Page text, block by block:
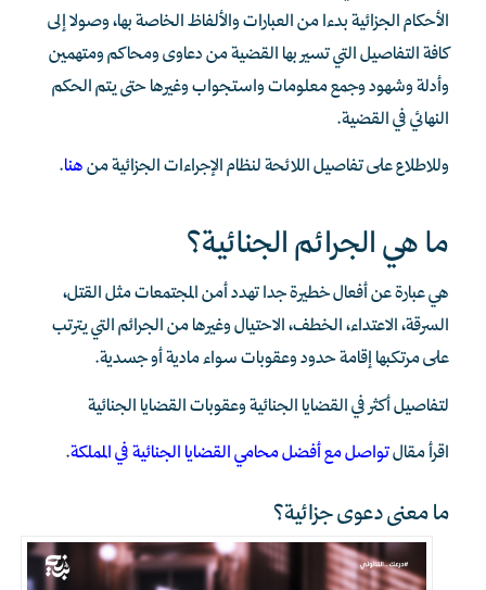
الأحكام الجزائية بدءا من العبارات والألفاظ الخاصة بها، وصولا إلى
كافة التفاصيل التي تسير بها القضية من دعاوى ومحاكم ومتهمين
وأدلة وشهود وجمع معلومات واستجواب وغيرها حتى يتم الحكم
النهائي في القضية.
وللاطلاع على تفاصيل اللائحة لنظام الإجراءات الجزائية منهنا.
ما هي الجرائم الجنائية؟
هي عبارة عن أفعال خطيرة جدا تهدد أمن المجتمعات مثل القتل،
السرقة، الاعتداء، الخطف، الاحتيال وغيرها من الجرائم التي يترتب
على مرتكبها إقامة حدود وعقوبات سواء مادية أو جسدية.
لتفاصيل أكثر في القضايا الجنائية وعقوبات القضايا الجنائية
اقرأ مقالتواصل مع أفضل محامي القضايا الجنائية في المملكة.
ما معنى دعوى جزائية؟